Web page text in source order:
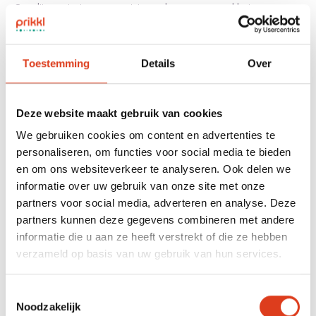
Toestemming Details Over
Deze website maakt gebruik van cookies
We gebruiken cookies om content en advertenties te
personaliseren, om functies voor social media te bieden
en om ons websiteverkeer te analyseren. Ook delen we
informatie over uw gebruik van onze site met onze
partners voor social media, adverteren en analyse. Deze
partners kunnen deze gegevens combineren met andere
informatie die u aan ze heeft verstrekt of die ze hebben
verzameld op basis van uw gebruik van hun services.
Noodzakelijk
Om dit aan te tonen moet je werkgever een verklaring
ondertekenen.
Je kunt je vanaf januari 2022 tot en met 30 september
Je moet je minimaal 3 maanden en maximaal 6 maanden
voor de datum van uit dienst treden aanmelden voor de
De RVU Metalektro beslist in principe binnen 30 dagen of
je aanvraag wordt goedgekeurd. Aanmeldingen worden in
behandeling genomen zolang er voldoende financiële
middelen beschikbaar zijn.